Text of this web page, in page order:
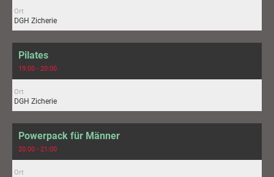
Ort
DGH Zicherie
Pilates
19:00 - 20:00
Ort
DGH Zicherie
Powerpack für Männer
20:00 - 21:00
Ort